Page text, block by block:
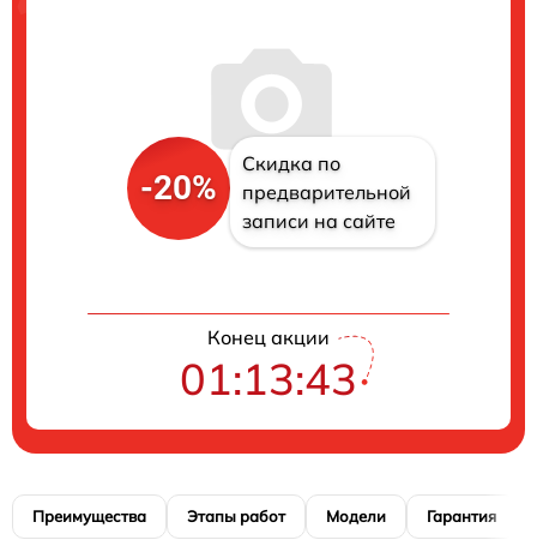
-20%
Скидка по
предварительной
записи на сайте
Конец акции
01:13:42
Преимущества Этапы работ Модели Гарантия